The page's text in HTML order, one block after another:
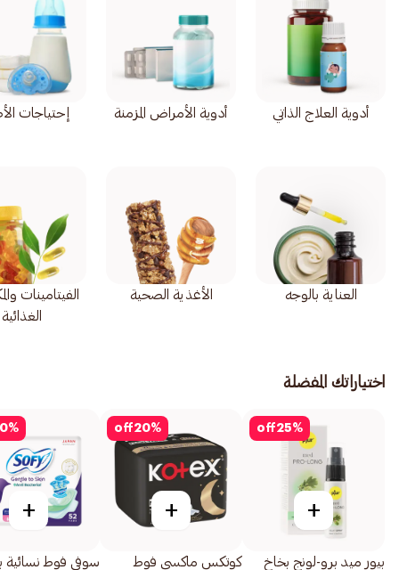
أدوية العلاج الذاتي أدوية الأمراض المزمنة إحتياجات
العناية بالوجه الأغذية الصحية
الفيتامينات
الغذائية
اختياراتك المفضلة
25%
off
+
بيور ميد برو-لونج بخاخ
20%
off
+
كوتكس ماكسي فوط
%
+
سوفي فوط نسائية